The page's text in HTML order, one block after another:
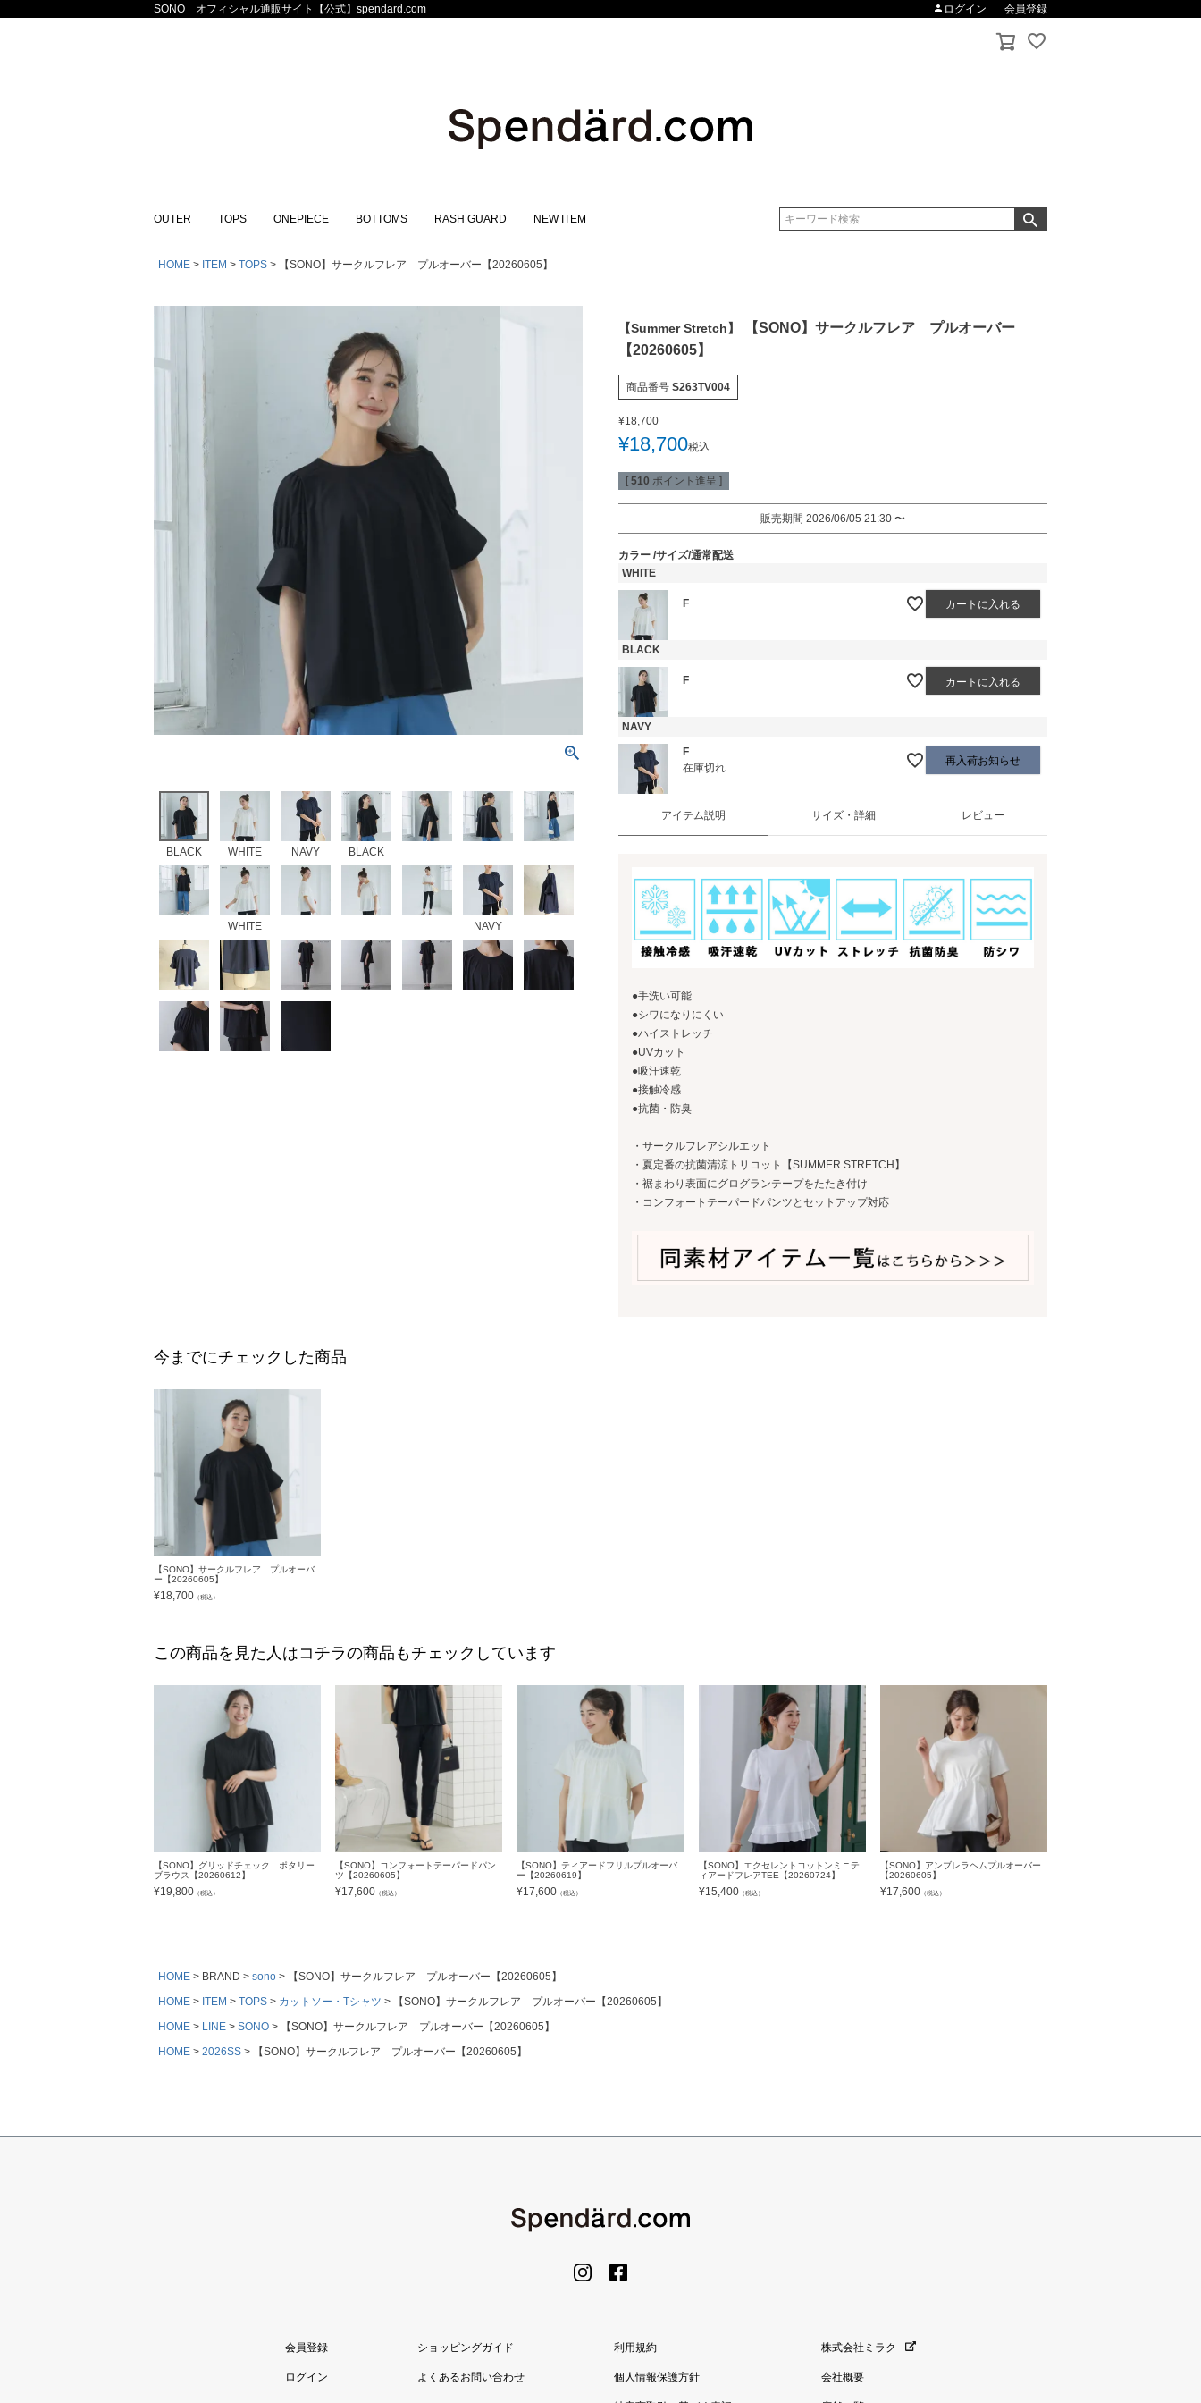
SONO オフィシャル通販サイト【公式】spendard.com ログイン 会員登録
OUTER TOPS ONEPIECE BOTTOMS RASH GUARD NEW ITEM
検索
HOME ITEM TOPS 【SONO】サークルフレア プルオーバー【20260605】
BLACK WHITE NAVY BLACK
WHITE NAVY
【Summer Stretch】
【SONO】サークルフレア プルオーバー
【20260605】
商品番号 S263TV004
¥18,700
¥18,700税込
[ 510 ポイント進呈 ]
販売期間 2026/06/05 21:30 〜
カラー サイズ/通常配送
WHITE
F カートに入れる
BLACK
F カートに入れる
NAVY
F
在庫切れ
再入荷お知らせ
アイテム説明 サイズ・詳細 レビュー
●手洗い可能
●シワになりにくい
●ハイストレッチ
●UVカット
●吸汗速乾
●接触冷感
●抗菌・防臭
・サークルフレアシルエット
・夏定番の抗菌清涼トリコット【SUMMER STRETCH】
・裾まわり表面にグログランテープをたたき付け
・コンフォートテーパードパンツとセットアップ対応
今までにチェックした商品
【SONO】サークルフレア プルオーバ
ー【20260605】
¥18,700 （税込）
この商品を見た人はコチラの商品もチェックしています
【SONO】グリッドチェック ポタリー
ブラウス【20260612】
¥19,800 （税込）
【SONO】コンフォートテーパードパン
ツ【20260605】
¥17,600 （税込）
【SONO】ティアードフリルプルオーバ
ー【20260619】
¥17,600 （税込）
【SONO】エクセレントコットンミニテ
ィアードフレアTEE【20260724】
¥15,400（税込）
【SONO】アンブレラヘムプルオーバー
【20260605】
¥17,600（税込）
HOME BRAND sono
【SONO】サークルフレア プルオーバー【20260605】
HOME
ITEM TOPS カットソー・Tシャツ
【SONO】サークルフレア プルオーバー【20260605】
HOME
LINE SONO
【SONO】サークルフレア プルオーバー【20260605】
HOME
2026SS 【SONO】サークルフレア プルオーバー【20260605】
会員登録
ログイン
ショッピングガイド
よくあるお問い合わせ
利用規約
個人情報保護方針
株式会社ミラク
会社概要